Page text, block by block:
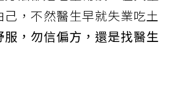
，不然醫生早就失業吃土
服，勿信偏方，還是找醫生